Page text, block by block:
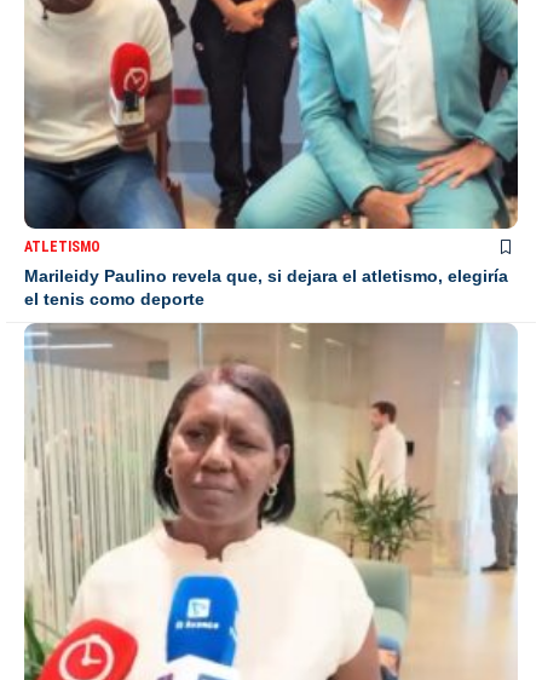
ATLETISMO
Marileidy Paulino revela que, si dejara el atletismo, elegiría
el tenis como deporte